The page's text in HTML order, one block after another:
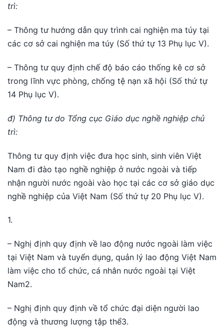
trì:
– Thông tư hướng dẫn quy trình cai nghiện ma túy tại
các cơ sở cai nghiện ma túy (Số thứ tự 13 Phụ lục V).
– Thông tư quy định chế độ báo cáo thống kê cơ sở
trong lĩnh vực phòng, chống tệ nạn xã hội (Số thứ tự
14 Phụ lục V).
đ) Thông tư do Tổng cục Giáo dục nghề nghiệp chủ
trì:
Thông tư quy định việc đưa học sinh, sinh viên Việt
Nam đi đào tạo nghề nghiệp ở nước ngoài và tiếp
nhận người nước ngoài vào học tại các cơ sở giáo dục
nghề nghiệp của Việt Nam (Số thứ tự 20 Phụ lục V).
1.
– Nghị định quy định về lao động nước ngoài làm việc
tại Việt Nam và tuyển dụng, quản lý lao động Việt Nam
làm việc cho tổ chức, cá nhân nước ngoài tại Việt
Nam2.
– Nghị định quy định về tổ chức đại diện người lao
động và thương lượng tập thể3.